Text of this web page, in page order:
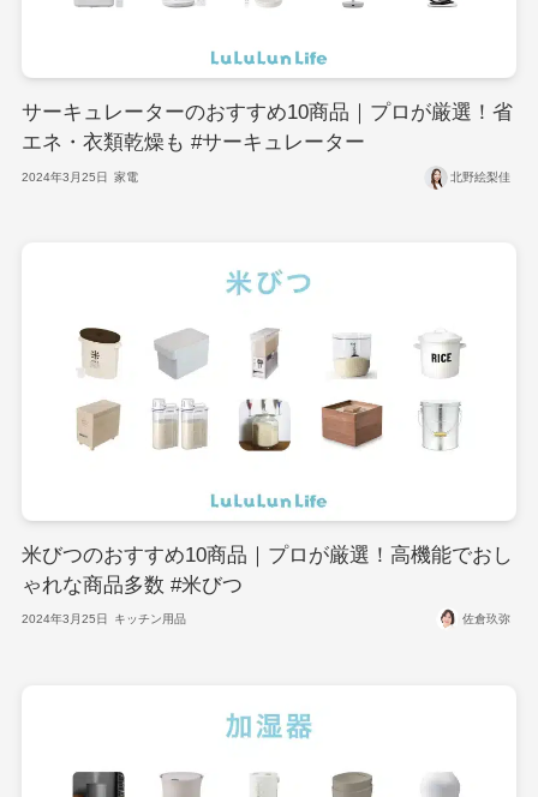
サーキュレーターのおすすめ10商品｜プロが厳選！省
エネ・衣類乾燥も #サーキュレーター
2024年3月25日 家電 北野絵梨佳
米びつのおすすめ10商品｜プロが厳選！高機能でおし
ゃれな商品多数 #米びつ
2024年3月25日 キッチン用品 佐倉玖弥